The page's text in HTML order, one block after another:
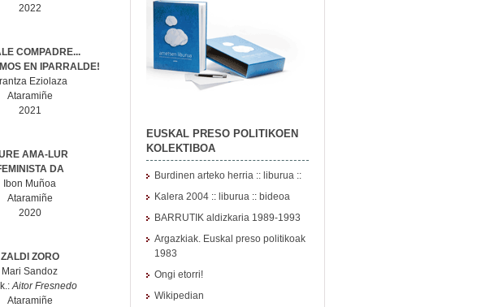
2022
COMPADRE...
EN IPARRALDE!
Eziolaza
Ataramiñe
2021
AMA-LUR
DA
Ibon Muñoa
Ataramiñe
2020
ZALDI ZORO
Mari Sandoz
Aitor Fresnedo
Ataramiñe
EUSKAL PRESO POLITIKOEN
KOLEKTIBOA
Burdinen arteko herria :: liburua ::
Kalera 2004 :: liburua :: bideoa
BARRUTIK aldizkaria 1989-1993
Argazkiak. Euskal preso politikoak
1983
Ongi etorri!
Wikipedian